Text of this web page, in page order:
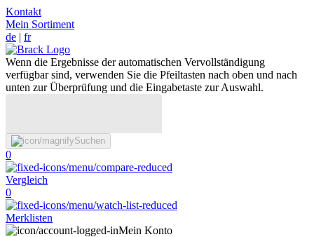
Kontakt
Mein Sortiment
de | fr
Wenn die Ergebnisse der automatischen Vervollständigung
verfügbar sind, verwenden Sie die Pfeiltasten nach oben und nach
unten zur Überprüfung und die Eingabetaste zur Auswahl.
Suchen
0
Vergleich
0
Merklisten
Mein Konto